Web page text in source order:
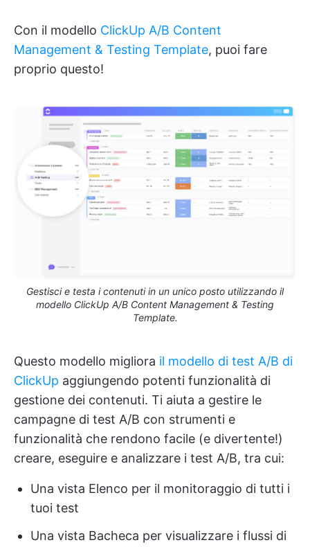
Con il modello ClickUp A/B Content
Management & Testing Template, puoi fare
proprio questo!
Gestisci e testa i contenuti in un unico posto utilizzando il
modello ClickUp A/B Content Management & Testing
Template.
Questo modello migliora il modello di test A/B di
ClickUp aggiungendo potenti funzionalità di
gestione dei contenuti. Ti aiuta a gestire le
campagne di test A/B con strumenti e
funzionalità che rendono facile (e divertente!)
creare, eseguire e analizzare i test A/B, tra cui:
Una vista Elenco per il monitoraggio di tutti i
tuoi test
Una vista Bacheca per visualizzare i flussi di